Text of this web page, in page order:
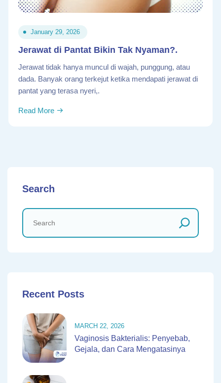
January 29, 2026
Jerawat di Pantat Bikin Tak Nyaman?.
Jerawat tidak hanya muncul di wajah, punggung, atau
dada. Banyak orang terkejut ketika mendapati jerawat di
pantat yang terasa nyeri,.
Read More
Search
Recent Posts
MARCH 22, 2026
Vaginosis Bakterialis: Penyebab,
Gejala, dan Cara Mengatasinya